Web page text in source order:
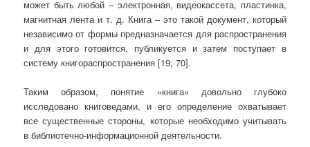
может быть любой – электронная, видеокассета, пластинка,
магнитная лента и т. д. Книга – это такой документ, который
независимо от формы предназначается для распространения
и для этого готовится, публикуется и затем поступает в
систему книгораспространения [19, 70].
Таким образом, понятие «книга» довольно глубоко
исследовано книговедами, и его определение охватывает
все существенные стороны, которые необходимо учитывать
в библиотечно-информационной деятельности.